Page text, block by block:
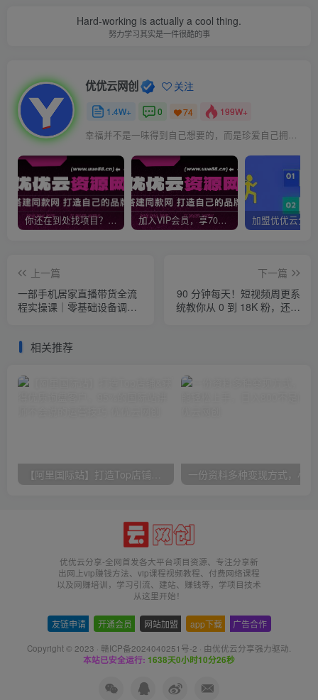
Hard-working is actually a cool thing.
努力学习其实是一件很酷的事
优优云网创 关注
1.4W+ 0 74 199W+
幸福并不是一味得到自己想要的，而是珍爱自己拥有的
你还在到处找项目？还在当韭菜？我靠网创资源站一个月收入5万+，曾经我也是个失败者。 加入VIP会员，享70%的推广提成，免费学习多种网上创业课程，菜鸟秒变大神！
上一篇
一部手机居家直播带货全流
程实操课｜零基础设备调
套落地教程
下一篇
90 分钟每天！短视频周更系
统教你从 0 到 18K 粉，还能
相关推荐
优优云分享-全网首发各大平台项目资源、专注分享新
出网上vip赚钱方法、vip课程视频教程、付费网络课程
以及网赚培训，学习引流、建站、赚钱等，学项目技术
从这里开始！
友链申请 开通会员 网站加盟 app下载 广告合作
Copyright © 2023 · 赣ICP备2024040251号-2 · 由优优云分享强力驱动.
本站已安全运行: 1638天0小时10分27秒